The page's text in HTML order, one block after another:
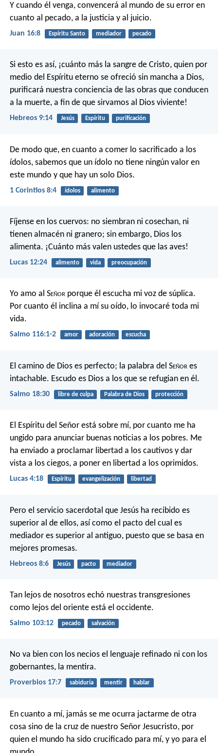
Y cuando él venga, convencerá al mundo de su error en
cuanto al pecado, a la justicia y al juicio.
Juan 16:8 Espíritu Santo mediador pecado
Si esto es así, ¡cuánto más la sangre de Cristo, quien por
medio del Espíritu eterno se ofreció sin mancha a Dios,
purificará nuestra conciencia de las obras que conducen
a la muerte, a fin de que sirvamos al Dios viviente!
Hebreos 9:14 Jesús Espíritu purificación
De modo que, en cuanto a comer lo sacrificado a los
ídolos, sabemos que un ídolo no tiene ningún valor en
este mundo y que hay un solo Dios.
1 Corintios 8:4 ídolos alimento
Fíjense en los cuervos: no siembran ni cosechan, ni
tienen almacén ni granero; sin embargo, Dios los
alimenta. ¡Cuánto más valen ustedes que las aves!
Lucas 12:24 alimento vida preocupación
Yo amo al Señor porque él escucha mi voz de súplica.
Por cuanto él inclina a mí su oído, lo invocaré toda mi
vida.
Salmo 116:1-2 amor adoración escucha
El camino de Dios es perfecto; la palabra del Señor es
intachable. Escudo es Dios a los que se refugian en él.
Salmo 18:30 libre de culpa Palabra de Dios protección
El Espíritu del Señor está sobre mí, por cuanto me ha
ungido para anunciar buenas noticias a los pobres. Me
ha enviado a proclamar libertad a los cautivos y dar
vista a los ciegos, a poner en libertad a los oprimidos.
Lucas 4:18 Espíritu evangelización libertad
Pero el servicio sacerdotal que Jesús ha recibido es
superior al de ellos, así como el pacto del cual es
mediador es superior al antiguo, puesto que se basa en
mejores promesas.
Hebreos 8:6 Jesús pacto mediador
Tan lejos de nosotros echó nuestras transgresiones
como lejos del oriente está el occidente.
Salmo 103:12 pecado salvación
No va bien con los necios el lenguaje refinado ni con los
gobernantes, la mentira.
Proverbios 17:7 sabiduría mentir hablar
En cuanto a mí, jamás se me ocurra jactarme de otra
cosa sino de la cruz de nuestro Señor Jesucristo, por
quien el mundo ha sido crucificado para mí, y yo para el